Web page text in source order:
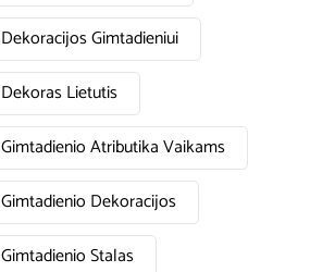
Dekoracijos Gimtadieniui
Dekoras Lietutis
Gimtadienio Atributika Vaikams
Gimtadienio Dekoracijos
Gimtadienio Stalas